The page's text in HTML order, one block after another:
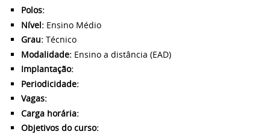
Polos:
Nível: Ensino Médio
Grau: Técnico
Modalidade: Ensino a distância (EAD)
Implantação:
Periodicidade:
Vagas:
Carga horária:
Objetivos do curso: